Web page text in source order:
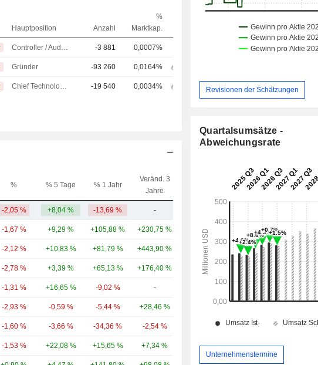
Hauptposition Anzahl
%
Marktkap.
Controller / Auditor -3 881 0,0007%
Gründer -93 260 0,0164%
Chief Technology Officer (CTO) -19 540 0,0034%
% % 5 Tage % 1 Jahr
Veränd. 3
Jahre
-2,05 % +8,04 % -13,69 % -
-1,67 % +9,29 % +105,88 % +230,75 % 296 Mrd.
-2,12 % +10,83 % +81,79 % +443,90 % 214 Mrd.
-2,78 % +3,39 % +65,13 % +176,40 % 120 Mrd.
-1,31 % +16,65 % -9,02 % -
-2,93 % -0,59 % -5,44 % +28,46 % 16,73 Mrd.
-1,60 % -3,66 % -34,36 % -2,54 % 12,8 Mrd.
-1,53 % +22,08 % +15,65 % +7,34 % 8,11 Mrd.
Revisionen der Schätzungen
Quartalsumsätze -
Abweichungsrate
Unternehmenstermine